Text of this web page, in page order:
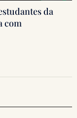
da
com